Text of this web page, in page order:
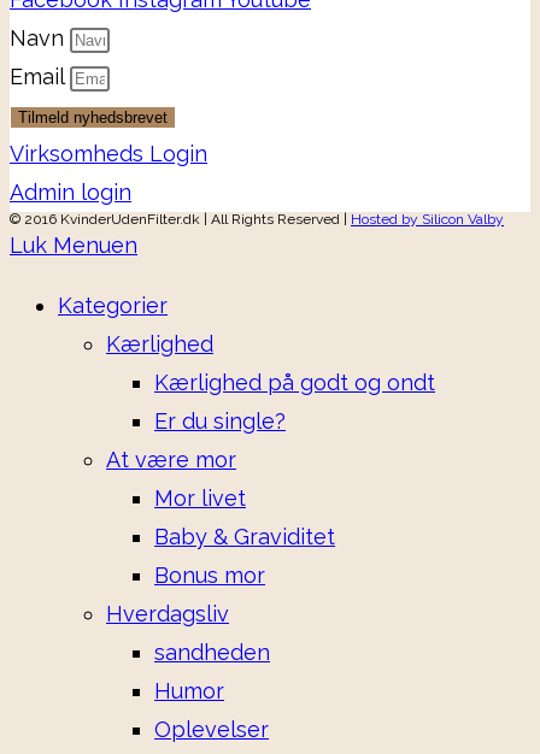
Navn
Email
Tilmeld nyhedsbrevet
Virksomheds Login
Admin login
© 2016 KvinderUdenFilter.dk | All Rights Reserved | Hosted by Silicon Valby
Luk Menuen
Kategorier
Kærlighed
Kærlighed på godt og ondt
Er du single?
At være mor
Mor livet
Baby & Graviditet
Bonus mor
Hverdagsliv
sandheden
Humor
Oplevelser